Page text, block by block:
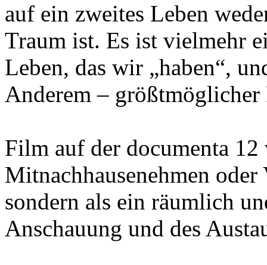
auf ein zweites Leben
Traum ist. Es ist vielmehr
Leben, das wir „haben“,
Anderem –
Film auf der documenta
Mitnachhausenehmen
sondern als ein räumlich
Anschauung und des